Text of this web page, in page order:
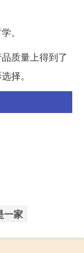
。
质量上得到了
择。
一家